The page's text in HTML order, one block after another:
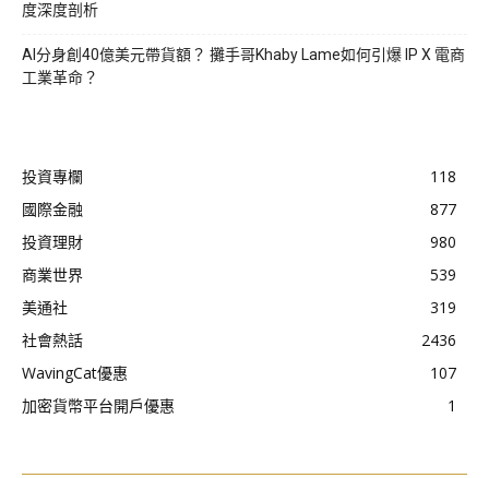
度深度剖析
AI分身創40億美元帶貨額？ 攤手哥Khaby Lame如何引爆 IP X 電商
工業革命？
投資專欄
118
國際金融
877
投資理財
980
商業世界
539
美通社
319
社會熱話
2436
WavingCat優惠
107
加密貨幣平台開戶優惠
1